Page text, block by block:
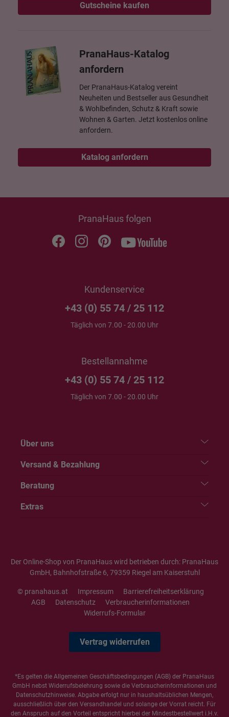
Gutscheine kaufen
PranaHaus-Katalog
anfordern
Der PranaHaus-Katalog vereint
Neuheiten und Bestseller aus Gesundheit
& Wohlbefinden, Schutz & Kraft sowie
Wohnen & Garten. Jetzt kostenlos online
anfordern.
Katalog anfordern
PranaHaus folgen
Kundenservice
+43 (0) 55 74 / 25 112
Täglich von 7.00 - 20.00 Uhr
Bestellannahme
+43 (0) 55 74 / 25 112
Täglich von 7.00 - 20.00 Uhr
Über uns
Versand & Bezahlung
Beratung
Extras
Der Online-Shop von PranaHaus wird betrieben durch: PranaHaus
GmbH, Bahnhofstraße 6, 79359 Riegel am Kaiserstuhl
© pranahaus.at Impressum
Barrierefreiheitserklärung
AGB
Datenschutz
Verbraucherinformationen
Widerrufs-Formular
Vertrag widerrufen
*Es gelten die Allgemeinen Geschäftsbedingungen (AGB) der PranaHaus
GmbH nebst Widerrufsbelehrung sowie die Verbraucherinformationen und
Datenschutzhinweise. Abgabe erfolgt nur in haushaltsüblichen Mengen,
ausschließlich über den Versandhandel und solange der Vorrat reicht. Für
den Anspruch auf den Vorteil entspricht hierbei der Mindestbestellwert i.H.v.